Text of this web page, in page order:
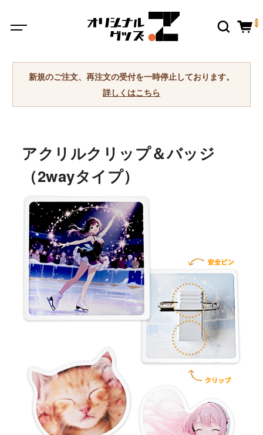
0
新規のご注文、再注文の受付を一時停止しております。
詳しくはこちら
アクリルクリップ＆バッジ
（2wayタイプ）